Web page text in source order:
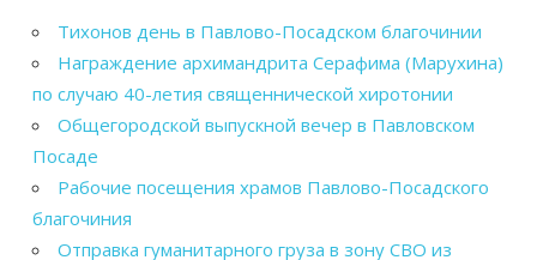
Тихонов день в Павлово-Посадском благочинии
Награждение архимандрита Серафима (Марухина)
по случаю 40-летия священнической хиротонии
Общегородской выпускной вечер в Павловском
Посаде
Рабочие посещения храмов Павлово-Посадского
благочиния
Отправка гуманитарного груза в зону СВО из